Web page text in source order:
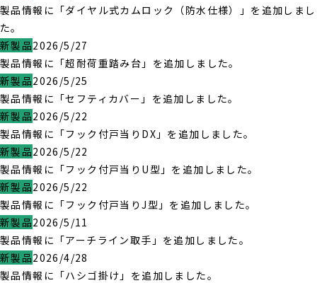
製品情報に「ダイヤル式カムロック（防水仕様）」を追加しまし
た。
新製品2026/5/27
製品情報に「超耐荷重踏み台」を追加しました。
新製品2026/5/25
製品情報に「セフティカバー」を追加しました。
新製品2026/5/22
製品情報に「フック付戸当りDX」を追加しました。
新製品2026/5/22
製品情報に「フック付戸当りU型」を追加しました。
新製品2026/5/22
製品情報に「フック付戸当りJ型」を追加しました。
新製品2026/5/11
製品情報に「アーチライン取手」を追加しました。
新製品2026/4/28
製品情報に「ハシゴ掛け」を追加しました。